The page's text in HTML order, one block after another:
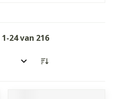
1-24van 216